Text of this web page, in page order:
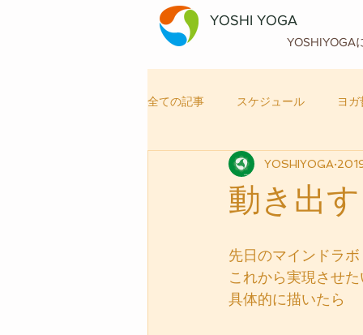
YOSHI YOGA
YOSHIYOGA
全ての記事 スケジュール ヨガ
自律神経メンテナンス ヨガ
動き出す
YOSHIYOGA
先日のマインドラボ
これから実現させ
具体的に描いたら